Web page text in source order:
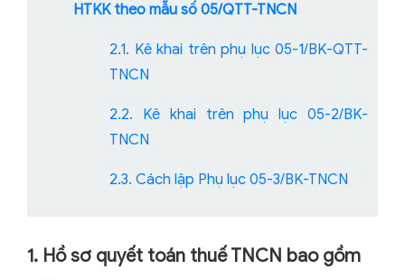
HTKK theo mẫu số 05/QTT-TNCN
2.1. Kê khai trên phụ lục 05-1/BK-QTT-
TNCN
2.2. Kê khai trên phụ lục 05-2/BK-
TNCN
2.3. Cách lập Phụ lục 05-3/BK-TNCN
1. Hồ sơ quyết toán thuế TNCN bao gồm